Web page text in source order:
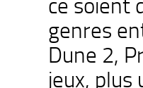
genres
Dune 2,
jeux, plus